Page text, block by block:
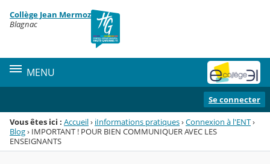
Menu de la rubrique
Contenu
Collège Jean Mermoz
Blagnac
MENU
Se connecter
Vous êtes ici : Accueil› ℹ️Informations pratiques›Connexion à l'ENT›
Blog› IMPORTANT ! POUR BIEN COMMUNIQUER AVEC LES
ENSEIGNANTS